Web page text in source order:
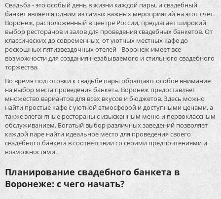
Свадьба - это особый день в жизни каждой пары, и свадебный
банкет является одним из самых важных мероприятий на этот счет.
Воронеж, расположенный в центре России, предлагает широкий
выбор ресторанов и залов для проведения свадебных банкетов. От
классических до современных, от уютных местных кафе до
роскошных пятизвездочных отелей - Воронеж имеет все
возможности для создания незабываемого и стильного свадебного
торжества.
Во время подготовки к свадьбе пары обращают особое внимание
на выбор места проведения банкета. Воронеж предоставляет
множество вариантов для всех вкусов и бюджетов. Здесь можно
найти простые кафе с уютной атмосферой и доступными ценами, а
также элегантные рестораны с изысканным меню и первоклассным
обслуживанием. Богатый выбор различных заведений позволяет
каждой паре найти идеальное место для проведения своего
свадебного банкета в соответствии со своими предпочтениями и
возможностями.
Планирование свадебного банкета в
Воронеже: с чего начать?